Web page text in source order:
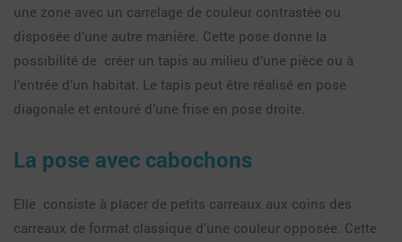
une zone avec un carrelage de couleur contrastée ou
disposée d’une autre manière. Cette pose donne la
possibilité de créer un tapis au milieu d’une pièce ou à
l’entrée d’un habitat. Le tapis peut être réalisé en pose
diagonale et entouré d’une frise en pose droite.
La pose avec cabochons
Elle consiste à placer de petits carreaux aux coins des
carreaux de format classique d’une couleur opposée. Cette